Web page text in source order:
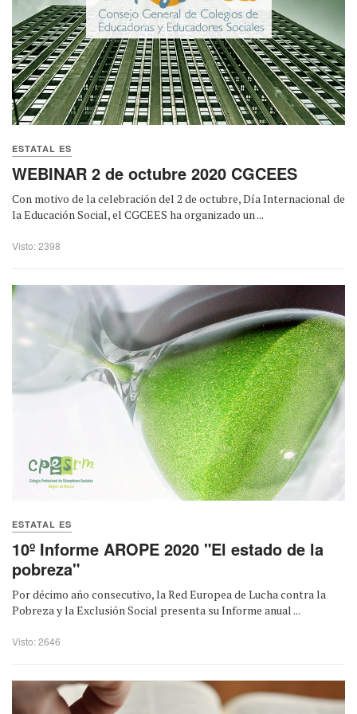
ESTATAL ES
WEBINAR 2 de octubre 2020 CGCEES
Con motivo de la celebración del 2 de octubre, Día Internacional de
la Educación Social, el CGCEES ha organizado un ...
Visto: 2398
ESTATAL ES
10º Informe AROPE 2020 "El estado de la
pobreza"
Por décimo año consecutivo, la Red Europea de Lucha contra la
Pobreza y la Exclusión Social presenta su Informe anual ...
Visto: 2646